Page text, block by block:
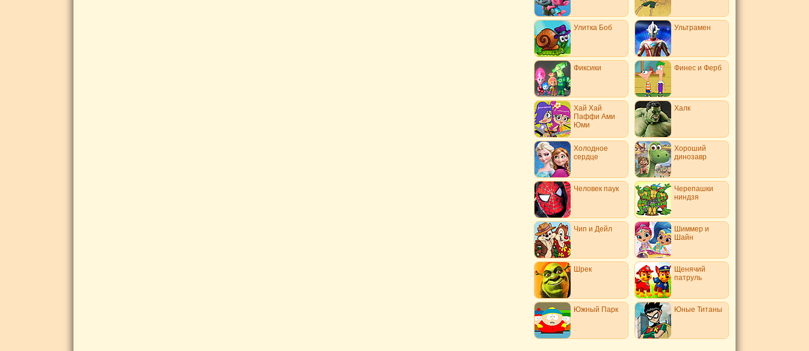
Улитка Боб Ультрамен
Фиксики Финес и Ферб
Хай Хай
Паффи Ами
Юми
Халк
Холодное
сердце
Хороший
динозавр
Человек паук
Черепашки
ниндзя
Чип и Дейл
Шиммер и
Шайн
Шрек
Щенячий
патруль
Южный Парк Юные Титаны